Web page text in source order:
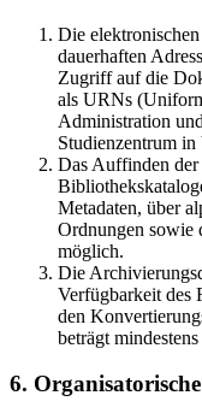
Die
dauerhaften
Zugriff auf die
als URNs
Administration
Studienzentrum in
Das Auffinden
Metadaten, über
Ordnungen sowie
möglich.
Die
Verfügbarkeit des
den
beträgt mindestens
6.